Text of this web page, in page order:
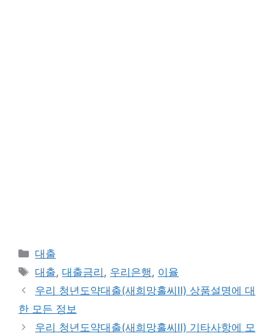
카
테
고
리
대출
태
그
대출,대출금리 , 우리은행 , 이율
우리 청년도약대출(새희망홀씨Ⅱ) 상품설명에 대
한 모든 정보
우리 청년도약대출(새희망홀씨Ⅱ) 기타사항에 모